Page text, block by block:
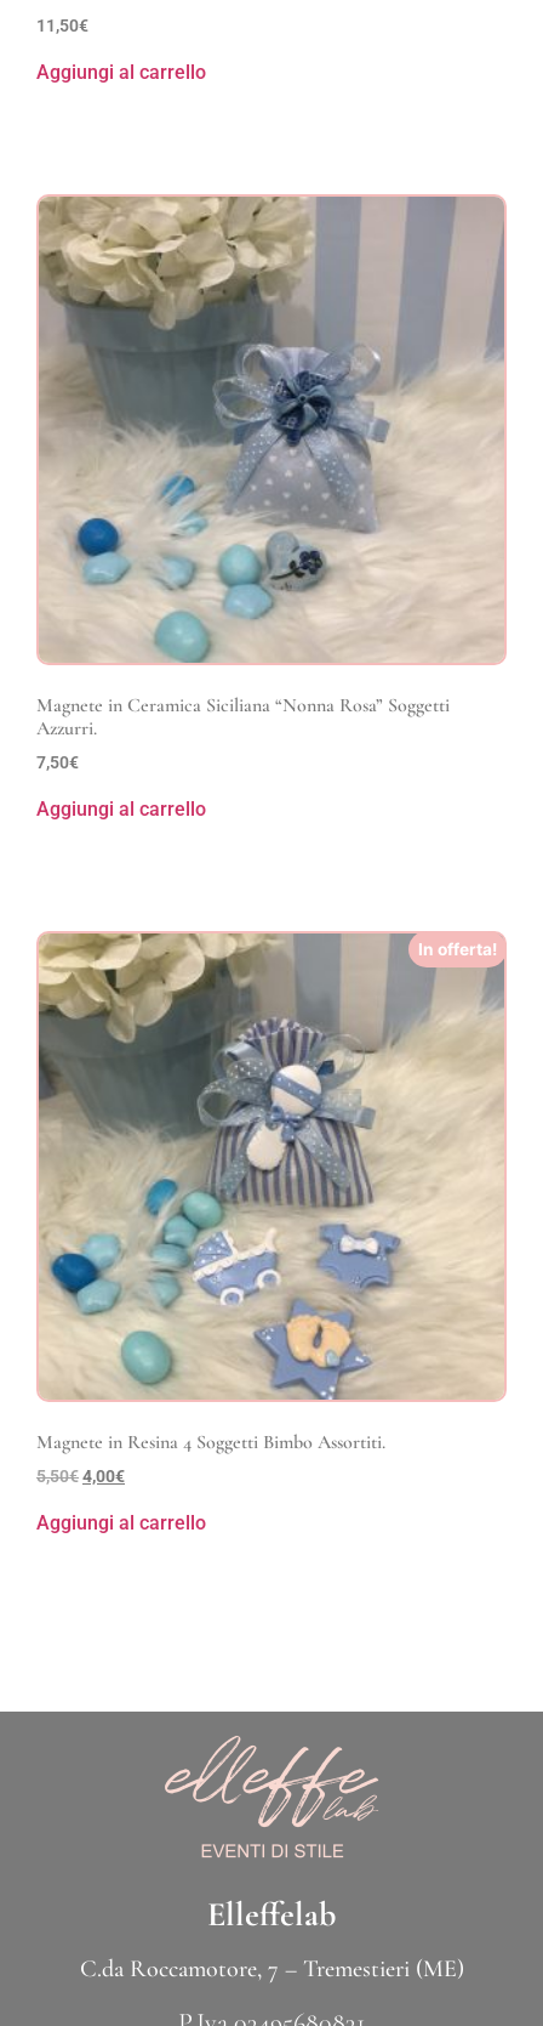
11,50€
Aggiungi al carrello
Magnete in Ceramica Siciliana “Nonna Rosa” Soggetti
Azzurri.
7,50€
Aggiungi al carrello
In offerta!
Magnete in Resina 4 Soggetti Bimbo Assortiti.
5,50€4,00€
Aggiungi al carrello
Elleffelab
C.da Roccamotore, 7 – Tremestieri (ME)